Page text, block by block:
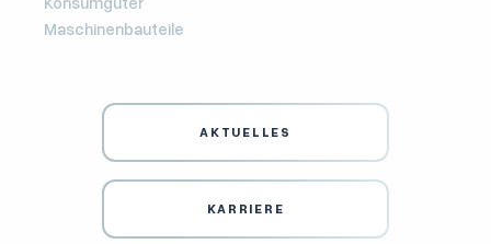
Maschinenbauteile
AKTUELLES
KARRIERE